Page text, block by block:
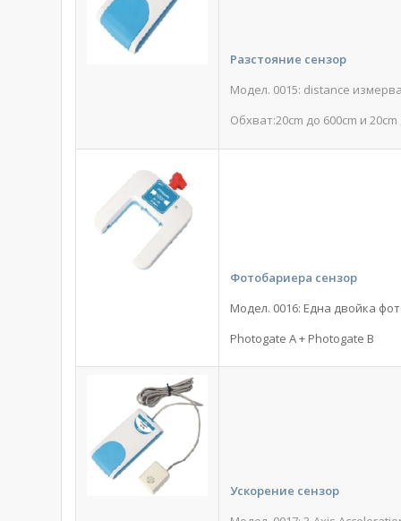
Разстояние сензор
Модел. 0015: distance
Обхват:20cm до 600cm и 20cm
Фотобариера сензор
Модел. 0016: Една двойка
Photogate A + Photogate B
Ускорение сензор